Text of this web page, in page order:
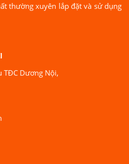
thường xuyên lắp đặt và sử dụng
TĐC Dương Nội,